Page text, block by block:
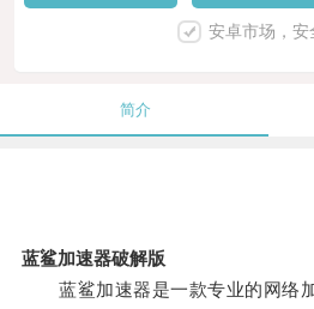
安卓市场，安
简介
蓝鲨加速器破解版
蓝鲨加速器是一款专业的网络